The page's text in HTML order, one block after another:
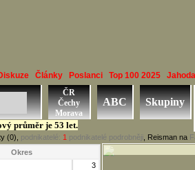
Články Poslanci Top 100 2025
průměr je 53 let.
(0), podnikatelé: 1 podnikatelé podrobněji , Reisman na
ČR
Čechy
Morava
ABC Skupiny
Okres
3